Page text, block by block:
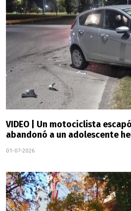
VIDEO | Un motociclista
abandonó a un adolescente
01-07-2026